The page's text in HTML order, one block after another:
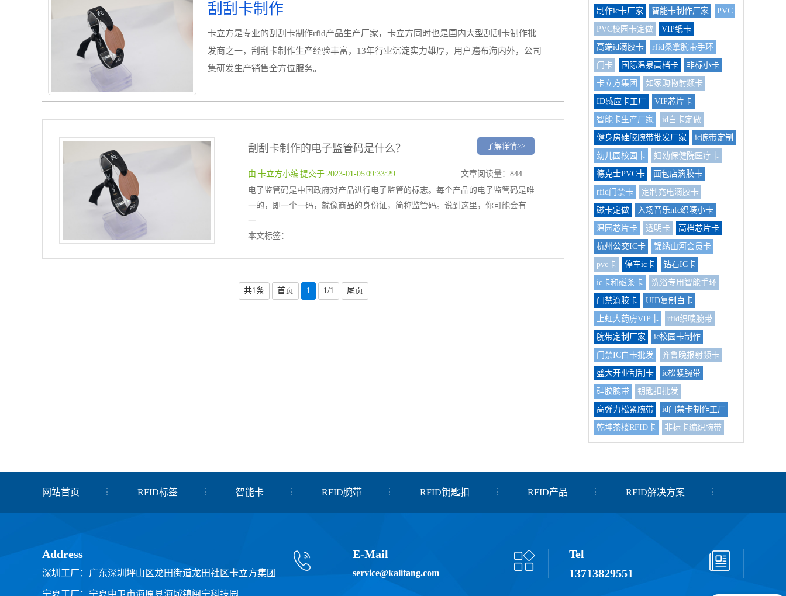
刮刮卡制作
卡立方是专业的刮刮卡制作rfid产品生产厂家，卡立方同时也是国内大型刮刮卡制作批
发商之一，刮刮卡制作生产经验丰富，13年行业沉淀实力雄厚，用户遍布海内外，公司
集研发生产销售全方位服务。
刮刮卡制作的电子监管码是什么？ 了解详情>>
由 卡立方小编 提交于 2023-01-05 09:33:29
文章阅读量：844
电子监管码是中国政府对产品进行电子监管的标志。每个产品的电子监管码是唯
一的，即一个一码，就像商品的身份证，简称监管码。说到这里，你可能会有
一...
本文标签：
共1条 首页 1 1/1 尾页
制作ic卡厂家 智能卡制作厂家 PVC
PVC校园卡定做 VIP纸卡
高端id滴胶卡 rfid桑拿腕带手环
门卡 国际温泉高档卡 非标小卡
卡立方集团 如家购物射频卡
ID感应卡工厂 VIP芯片卡
智能卡生产厂家 id白卡定做
健身房硅胶腕带批发厂家 ic腕带定制
幼儿园校园卡 妇幼保健院医疗卡
德克士PVC卡 面包店滴胶卡
rfid门禁卡 定制充电滴胶卡
磁卡定做 入场音乐nfc织唛小卡
温园芯片卡 透明卡 高档芯片卡
杭州公交IC卡 锦绣山河会员卡
pvc卡 停车ic卡 钻石IC卡
ic卡和磁条卡 洗浴专用智能手环
门禁滴胶卡 UID复制白卡
上虹大药房VIP卡 rfid织唛腕带
腕带定制厂家 ic校园卡制作
门禁IC白卡批发 齐鲁晚报射频卡
盛大开业刮刮卡 ic松紧腕带
硅胶腕带 钥匙扣批发
高弹力松紧腕带 id门禁卡制作工厂
乾坤茶楼RFID卡 非标卡编织腕带
网站首页 RFID标签 智能卡 RFID腕带 RFID钥匙扣 RFID产品 RFID解决方案
关于我们
Address
深圳工厂：广东深圳坪山区龙田街道龙田社区卡立方集团
宁夏工厂：宁夏中卫市海原县海城镇闽宁科技园
E-Mail
service@kalifang.com
Tel
13713829551